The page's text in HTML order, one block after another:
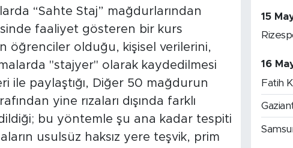
“Sahte Staj” mağdurlarından
faaliyet gösteren bir kurs
öğrenciler olduğu, kişisel verilerini,
"stajyer" olarak kaydedilmesi
ile paylaştığı, Diğer 50 mağdurun
yine rızaları dışında farklı
bu yöntemle şu ana kadar tespiti
usulsüz haksız yere teşvik, prim
15
16
Fatih